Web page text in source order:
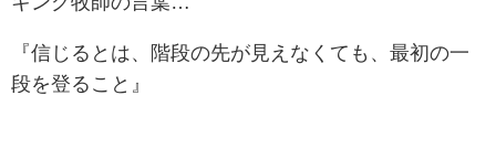
『信じるとは、階段の先が見えなくても、最初の一
段を登ること』